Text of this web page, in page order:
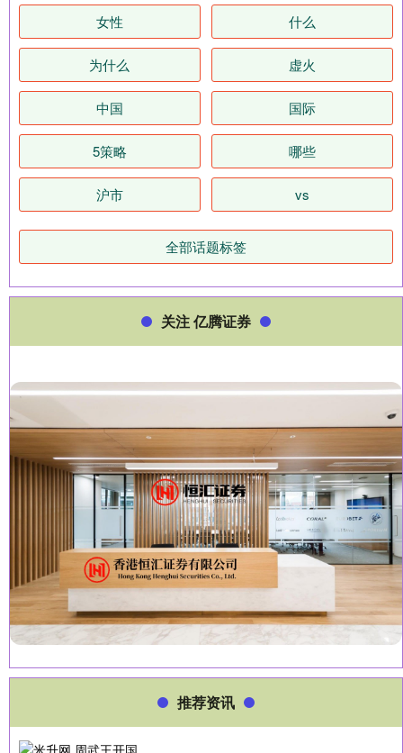
女性 什么
为什么 虚火
中国 国际
5策略 哪些
沪市 vs
全部话题标签
关注 亿腾证券
推荐资讯